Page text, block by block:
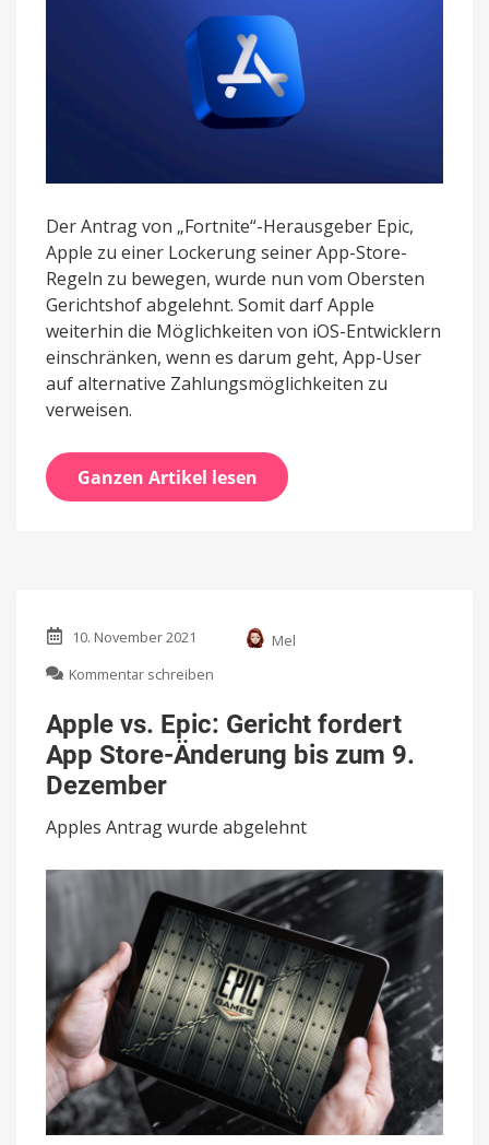
Der Antrag von „Fortnite“-Herausgeber Epic,
Apple zu einer Lockerung seiner App-Store-
Regeln zu bewegen, wurde nun vom Obersten
Gerichtshof abgelehnt. Somit darf Apple
weiterhin die Möglichkeiten von iOS-Entwicklern
einschränken, wenn es darum geht, App-User
auf alternative Zahlungsmöglichkeiten zu
verweisen.
Ganzen Artikel lesen
10. November 2021
Mel
Kommentar schreiben
vs.
Epic:
Gericht
Store-
Änderung
9.
Dezember
Apple vs. Epic: Gericht fordert
App Store-Änderung bis zum 9.
Dezember
Apples Antrag wurde abgelehnt